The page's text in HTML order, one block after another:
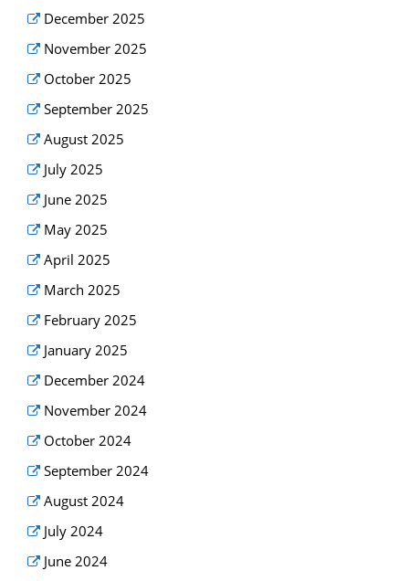
December 2025
November 2025
October 2025
September 2025
August 2025
July 2025
June 2025
May 2025
April 2025
March 2025
February 2025
January 2025
December 2024
November 2024
October 2024
September 2024
August 2024
July 2024
June 2024